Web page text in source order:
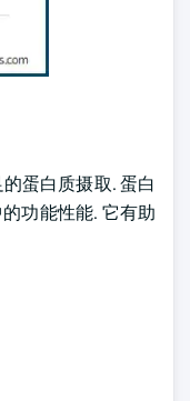
蛋白质摄取. 蛋白
功能性能. 它有助